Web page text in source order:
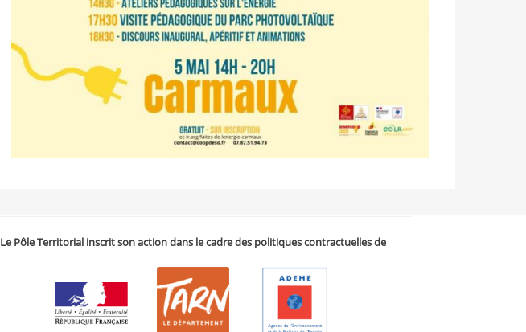
Le Pôle Territorial inscrit son action dans le cadre des politiques contractuelles de